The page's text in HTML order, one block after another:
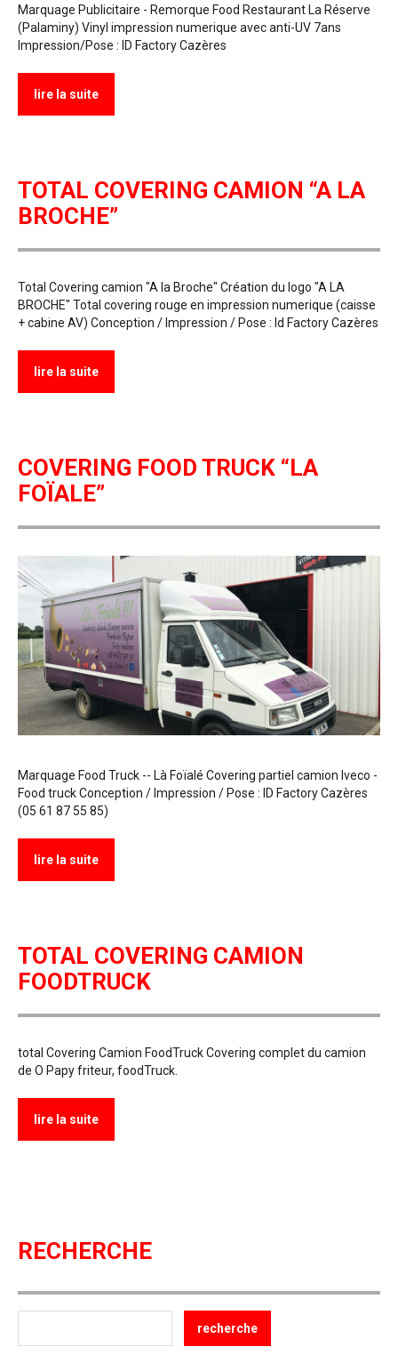
Marquage Publicitaire - Remorque Food Restaurant La Réserve
(Palaminy) Vinyl impression numerique avec anti-UV 7ans
Impression/Pose : ID Factory Cazères
lire la suite
TOTAL COVERING CAMION “A LA
BROCHE”
Total Covering camion "A la Broche" Création du logo "A LA
BROCHE" Total covering rouge en impression numerique (caisse
+ cabine AV) Conception / Impression / Pose : Id Factory Cazères
lire la suite
COVERING FOOD TRUCK “LA
FOÏALE”
Marquage Food Truck -- Là Foïalé Covering partiel camion Iveco -
Food truck Conception / Impression / Pose : ID Factory Cazères
(05 61 87 55 85)
lire la suite
TOTAL COVERING CAMION
FOODTRUCK
total Covering Camion FoodTruck Covering complet du camion
de O Papy friteur, foodTruck.
lire la suite
RECHERCHE